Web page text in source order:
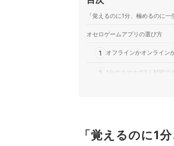
「覚えるのに1分、極めるのに
オセロゲームアプリの選び方
1 オフラインかオンライン
2 1台のスマホで2人対戦で
オセロゲームアプリ全34選おす
「覚えるのに1